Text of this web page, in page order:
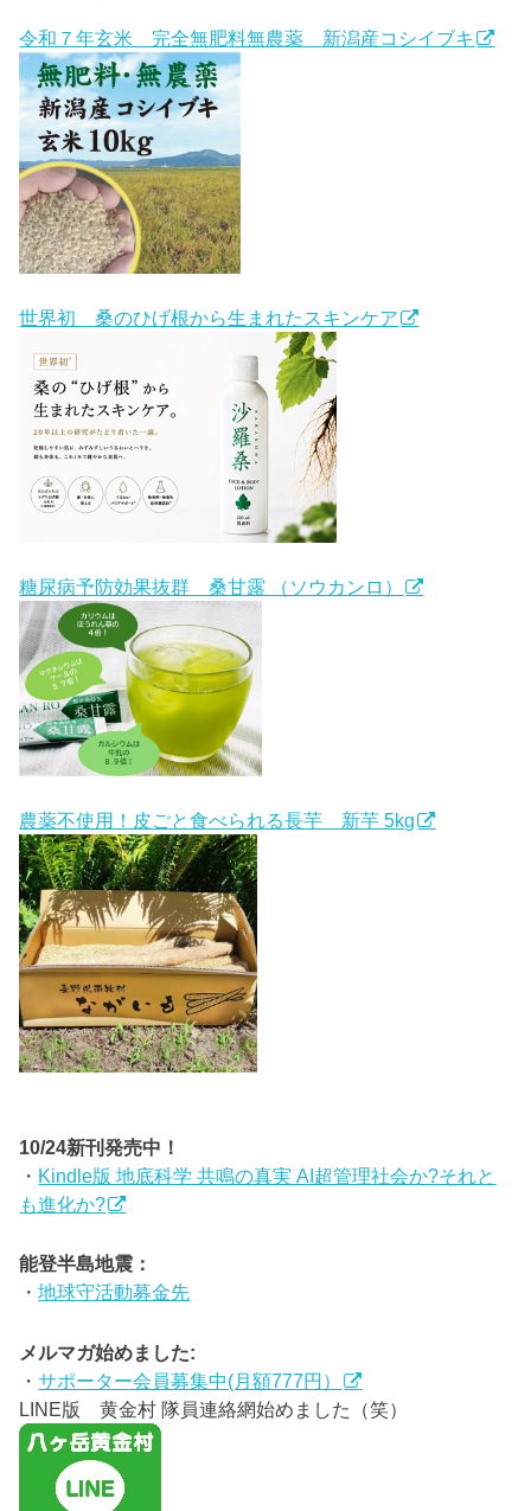
令和７年玄米 完全無肥料無農薬 新潟産コシイブキ
世界初 桑のひげ根から生まれたスキンケア
糖尿病予防効果抜群 桑甘露 （ソウカンロ）
農薬不使用！皮ごと食べられる長芋 新芋 5kg
10/24新刊発売中！
・ Kindle版 地底科学 共鳴の真実 AI超管理社会か?それと
も進化か?
能登半島地震：
・地球守活動募金先
メルマガ始めました:
・サポーター会員募集中(月額777円）
LINE版 黄金村 隊員連絡網始めました（笑）